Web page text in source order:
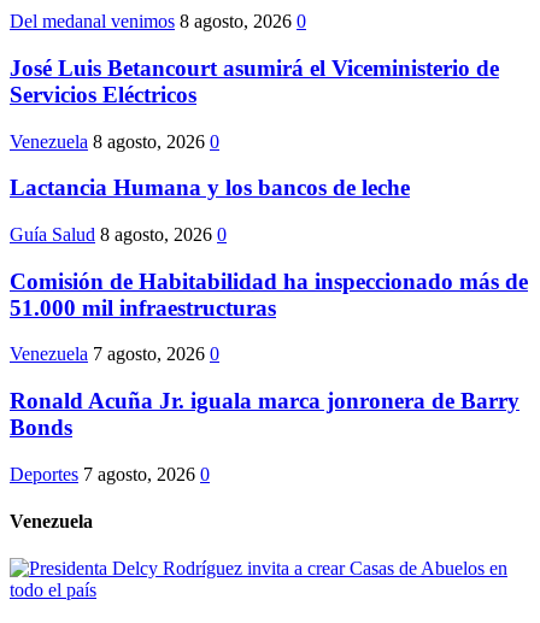
Del medanal venimos 8 agosto, 2026 0
José Luis Betancourt asumirá el Viceministerio de
Servicios Eléctricos
Venezuela 8 agosto, 2026 0
Lactancia Humana y los bancos de leche
Guía Salud 8 agosto, 2026 0
Comisión de Habitabilidad ha inspeccionado más de
51.000 mil infraestructuras
Venezuela 7 agosto, 2026 0
Ronald Acuña Jr. iguala marca jonronera de Barry
Bonds
Deportes 7 agosto, 2026 0
Venezuela